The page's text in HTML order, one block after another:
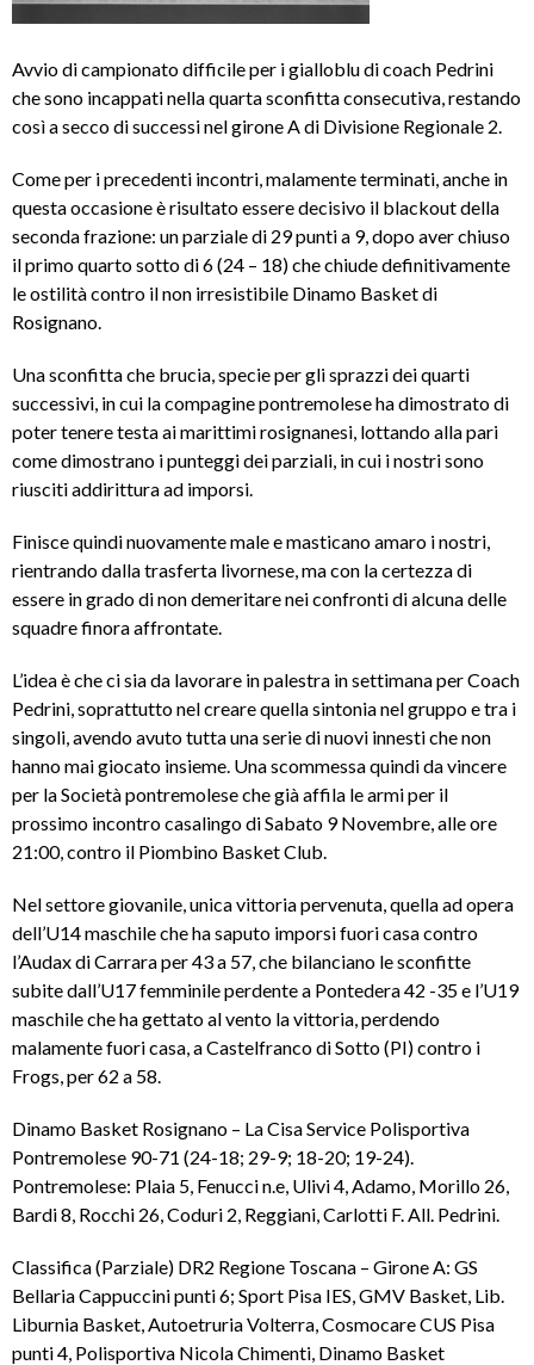
Avvio di campionato difficile per i gialloblu di coach Pedrini
che sono incappati nella quarta sconfitta consecutiva, restando
così a secco di successi nel girone A di Divisione Regionale 2.
Come per i precedenti incontri, malamente terminati, anche in
questa occasione è risultato essere decisivo il blackout della
seconda frazione: un parziale di 29 punti a 9, dopo aver chiuso
il primo quarto sotto di 6 (24 – 18) che chiude definitivamente
le ostilità contro il non irresistibile Dinamo Basket di
Rosignano.
Una sconfitta che brucia, specie per gli sprazzi dei quarti
successivi, in cui la compagine pontremolese ha dimostrato di
poter tenere testa ai marittimi rosignanesi, lottando alla pari
come dimostrano i punteggi dei parziali, in cui i nostri sono
riusciti addirittura ad imporsi.
Finisce quindi nuovamente male e masticano amaro i nostri,
rientrando dalla trasferta livornese, ma con la certezza di
essere in grado di non demeritare nei confronti di alcuna delle
squadre finora affrontate.
L’idea è che ci sia da lavorare in palestra in settimana per Coach
Pedrini, soprattutto nel creare quella sintonia nel gruppo e tra i
singoli, avendo avuto tutta una serie di nuovi innesti che non
hanno mai giocato insieme. Una scommessa quindi da vincere
per la Società pontremolese che già affila le armi per il
prossimo incontro casalingo di Sabato 9 Novembre, alle ore
21:00, contro il Piombino Basket Club.
Nel settore giovanile, unica vittoria pervenuta, quella ad opera
dell’U14 maschile che ha saputo imporsi fuori casa contro
l’Audax di Carrara per 43 a 57, che bilanciano le sconfitte
subite dall’U17 femminile perdente a Pontedera 42 -35 e l’U19
maschile che ha gettato al vento la vittoria, perdendo
malamente fuori casa, a Castelfranco di Sotto (PI) contro i
Frogs, per 62 a 58.
Dinamo Basket Rosignano – La Cisa Service Polisportiva
Pontremolese 90-71 (24-18; 29-9; 18-20; 19-24).
Pontremolese: Plaia 5, Fenucci n.e, Ulivi 4, Adamo, Morillo 26,
Bardi 8, Rocchi 26, Coduri 2, Reggiani, Carlotti F. All. Pedrini.
Classifica (Parziale) DR2 Regione Toscana – Girone A: GS
Bellaria Cappuccini punti 6; Sport Pisa IES, GMV Basket, Lib.
Liburnia Basket, Autoetruria Volterra, Cosmocare CUS Pisa
punti 4, Polisportiva Nicola Chimenti, Dinamo Basket